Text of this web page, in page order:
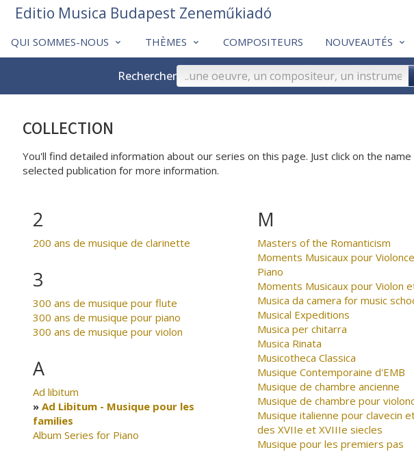
QUI SOMMES-NOUS THÈMES COMPOSITEURS NOUVEAUTÉS
Editio Musica Budapest Zeneműkiadó
Rechercher
COLLECTION
You'll find detailed information about our series on this page. Just click on the
selected publication for more information.
2
200 ans de musique de clarinette
3
300 ans de musique pour flute
300 ans de musique pour piano
300 ans de musique pour violon
A
Ad libitum
Ad Libitum - Musique pour les
families
Album Series for Piano
M
Masters of the Romanticism
Moments Musicaux pour
Piano
Moments Musicaux pour Violon
Musica da camera for music
Musical Expeditions
Musica per chitarra
Musica Rinata
Musicotheca Classica
Musique Contemporaine d'EMB
Musique de chambre ancienne
Musique de chambre pour
Musique italienne pour clavecin
des XVIIe et XVIIIe siecles
Musique pour les premiers pas